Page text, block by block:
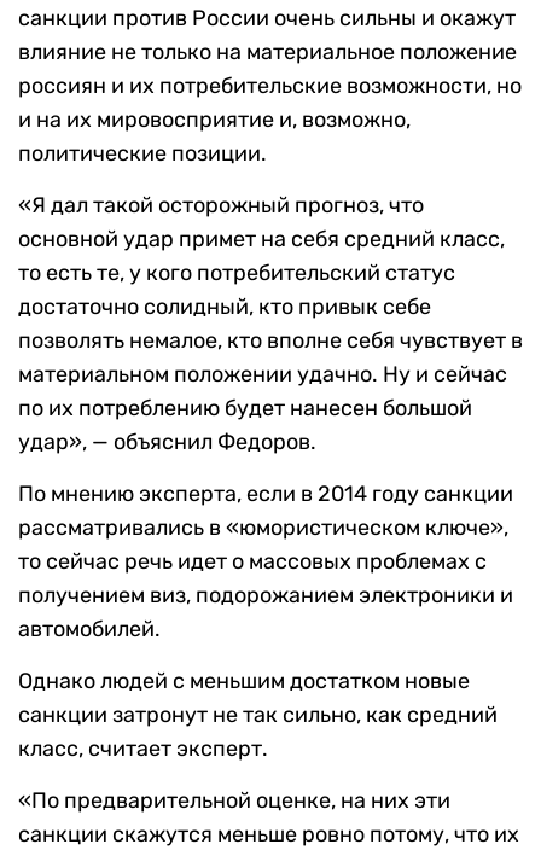
санкции против России очень сильны и окажут
влияние не только на материальное положение
россиян и их потребительские возможности, но
и на их мировосприятие и, возможно,
политические позиции.
«Я дал такой осторожный прогноз, что
основной удар примет на себя средний класс,
то есть те, у кого потребительский статус
достаточно солидный, кто привык себе
позволять немалое, кто вполне себя чувствует в
материальном положении удачно. Ну и сейчас
по их потреблению будет нанесен большой
удар», — объяснил Федоров.
По мнению эксперта, если в 2014 году санкции
рассматривались в «юмористическом ключе»,
то сейчас речь идет о массовых проблемах с
получением виз, подорожанием электроники и
автомобилей.
Однако людей с меньшим достатком новые
санкции затронут не так сильно, как средний
класс, считает эксперт.
«По предварительной оценке, на них эти
санкции скажутся меньше ровно потому, что их